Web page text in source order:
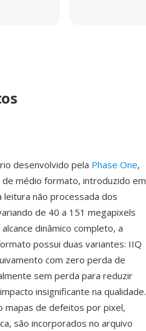
desenvolvido pela Phase One,
médio formato, introduzido em
leitura não processada dos
de 40 a 151 megapixels
dinâmico completo, a
possui duas variantes: IIQ
com zero perda de
sem perda para reduzir
insignificante na qualidade.
mapas de defeitos por pixel,
são incorporados no arquivo